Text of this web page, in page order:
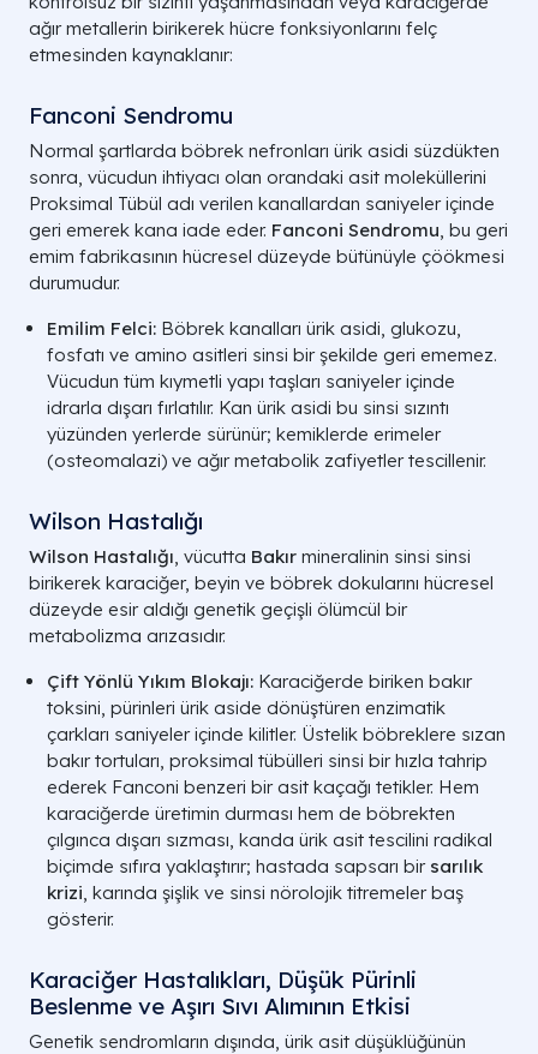
ağır metallerin birikerek hücre fonksiyonlarını felç
etmesinden kaynaklanır:
Fanconi Sendromu
Normal şartlarda böbrek nefronları ürik asidi süzdükten
sonra, vücudun ihtiyacı olan orandaki asit moleküllerini
Proksimal Tübül adı verilen kanallardan saniyeler içinde
geri emerek kana iade eder. Fanconi Sendromu, bu geri
emim fabrikasının hücresel düzeyde bütünüyle çöökmesi
durumudur.
Emilim Felci: Böbrek kanalları ürik asidi, glukozu,
fosfatı ve amino asitleri sinsi bir şekilde geri ememez.
Vücudun tüm kıymetli yapı taşları saniyeler içinde
idrarla dışarı fırlatılır. Kan ürik asidi bu sinsi sızıntı
yüzünden yerlerde sürünür; kemiklerde erimeler
(osteomalazi) ve ağır metabolik zafiyetler tescillenir.
Wilson Hastalığı
Wilson Hastalığı, vücutta Bakır mineralinin sinsi sinsi
birikerek karaciğer, beyin ve böbrek dokularını hücresel
düzeyde esir aldığı genetik geçişli ölümcül bir
metabolizma arızasıdır.
Çift Yönlü Yıkım Blokajı: Karaciğerde biriken bakır
toksini, pürinleri ürik aside dönüştüren enzimatik
çarkları saniyeler içinde kilitler. Üstelik böbreklere sızan
bakır tortuları, proksimal tübülleri sinsi bir hızla tahrip
ederek Fanconi benzeri bir asit kaçağı tetikler. Hem
karaciğerde üretimin durması hem de böbrekten
çılgınca dışarı sızması, kanda ürik asit tescilini radikal
biçimde sıfıra yaklaştırır; hastada sapsarı bir sarılık
krizi, karında şişlik ve sinsi nörolojik titremeler baş
gösterir.
Karaciğer Hastalıkları, Düşük Pürinli
Beslenme ve Aşırı Sıvı Alımının Etkisi
Genetik sendromların dışında, ürik asit düşüklüğünün